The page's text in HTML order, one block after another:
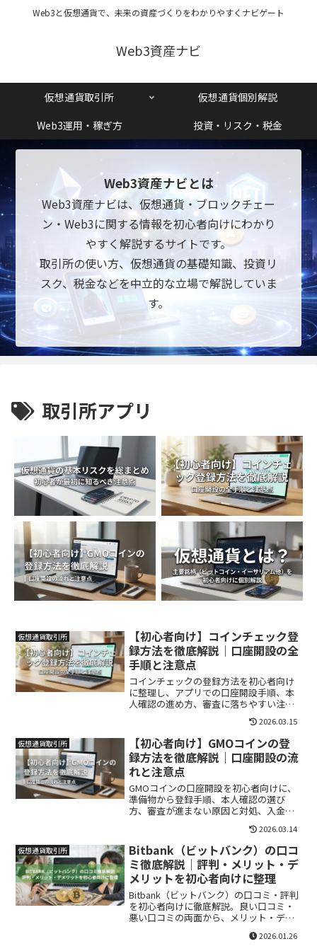
Web3と仮想通貨で、未来の資産づくりをわかりやすくナビゲート
Web3資産ナビ
仮想通貨取引所
仮想通貨個別解説
Web3運用・稼ぎ方
投資・リスク・税金
Web3資産ナビとは
Web3資産ナビは、仮想通貨・ブロックチェー
ン・Web3に関する情報を初心者向けにわかり
やすく解説するサイトです。
取引所の使い方、仮想通貨の基礎知識、投資リ
スク、税金などを中立的な立場で解説していま
す。
取引所アプリ
仮想通貨取引所
【初心者向け】コインチェック登
録方法を徹底解説｜口座開設の全
手順と注意点
コインチェックの登録方法を初心者向け
に整理し、アプリでの口座開設手順、本
人確認の進め方、審査に落ちやすい注意
点、2段階認証などの安全対策まで丁寧に
2026.03.15
仮想通貨取引所
【初心者向け】GMOコインの登
録方法を徹底解説｜口座開設の流
れと注意点
GMOコインの口座開設を初心者向けに、
準備物から登録手順、本人確認の選び
方、審査が進まない原因と対処、入金前
に確認したいセキュリティ設定まで丁寧
2026.03.14
仮想通貨取引所
Bitbank（ビットバンク）の口コ
ミ徹底解説｜評判・メリット・デ
メリットを初心者向けに整理
Bitbank（ビットバンク）の口コミ・評判
を初心者向けに徹底解説。良い口コミ・
悪い口コミの両面から、メリット・デメ
リットや注意点を中立的に整理します。
2026.01.26